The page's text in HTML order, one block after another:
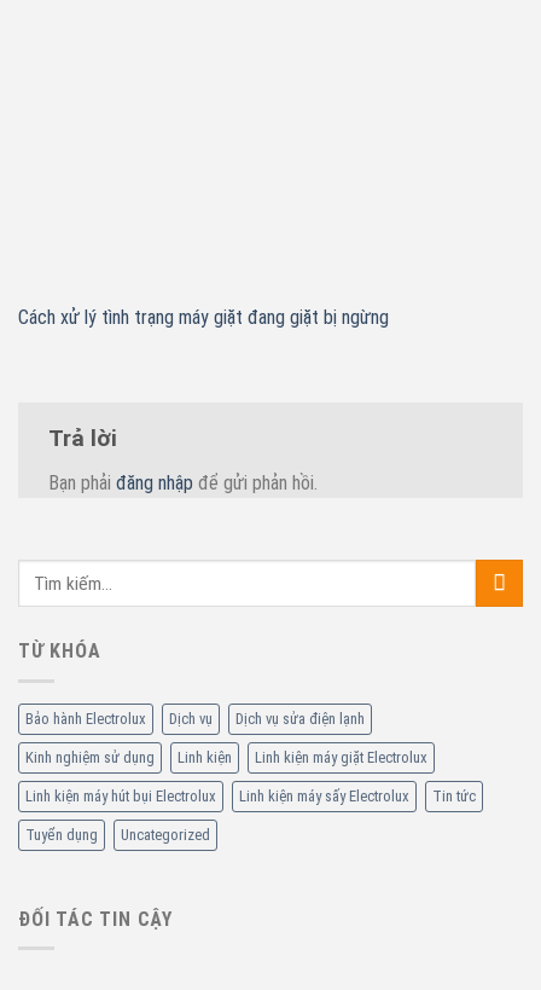
TỪ KHÓA
Bảo hành Electrolux Dịch vụ Dịch vụ sửa điện lạnh
Kinh nghiệm sử dụng Linh kiện Linh kiện máy giặt Electrolux
Linh kiện máy hút bụi Electrolux Linh kiện máy sấy Electrolux Tin tức
Tuyển dụng Uncategorized
ĐỐI TÁC TIN CẬY
Cách xử lý tình trạng máy giặt đang giặt bị ngừng
Trả lời
Bạn phải đăng nhập để gửi phản hồi.